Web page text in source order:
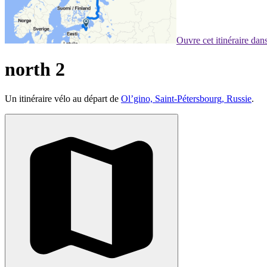
Ouvre cet itinéraire
north 2
Un itinéraire vélo au départ de Ol’gino, Saint-Pétersbourg, Russie.